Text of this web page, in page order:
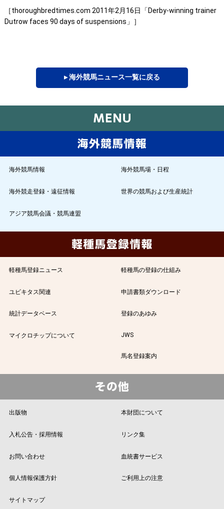
［thoroughbredtimes.com 2011年2月16日「Derby-winning trainer
Dutrow faces 90 days of suspensions」］
▸ 海外競馬ニュース一覧に戻る
海外競馬情報 海外競馬場・日程
海外競走登録・遠征情報 世界の競馬および生産統計
アジア競馬会議・競馬連盟
軽種馬登録ニュース 軽種馬の登録の仕組み
ユビキタス関連 申請書類ダウンロード
統計データベース 登録のあゆみ
マイクロチップについて JWS
馬名登録案内
出版物 本財団について
入札公告・採用情報 リンク集
お問い合わせ 血統書サービス
個人情報保護方針 ご利用上の注意
サイトマップ